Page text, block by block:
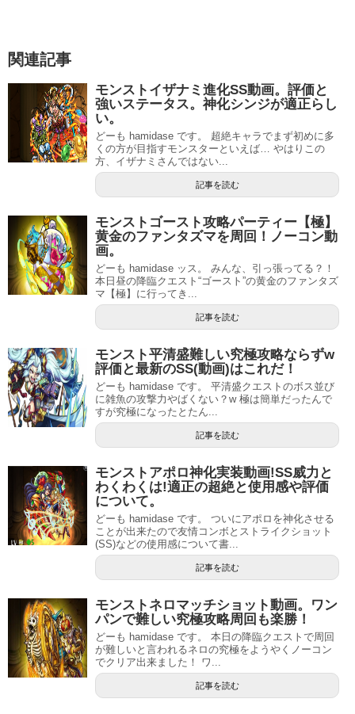
関連記事
モンストイザナミ進化SS動画。評価と
強いステータス。神化シンジが適正らし
い。
どーも hamidase です。 超絶キャラでまず初めに多
くの方が目指すモンスターといえば… やはりこの
方、イザナミさんではない...
記事を読む
モンストゴースト攻略パーティー【極】
黄金のファンタズマを周回！ノーコン動
画。
どーも hamidase ッス。 みんな、引っ張ってる？！
本日昼の降臨クエスト“ゴースト”の黄金のファンタズ
マ【極】に行ってき...
記事を読む
モンスト平清盛難しい究極攻略ならずw
評価と最新のSS(動画)はこれだ！
どーも hamidase です。 平清盛クエストのボス並び
に雑魚の攻撃力やばくない？w 極は簡単だったんで
すが究極になったとたん...
記事を読む
モンストアポロ神化実装動画!SS威力と
わくわくは!適正の超絶と使用感や評価
について。
どーも hamidase です。 ついにアポロを神化させる
ことが出来たので友情コンボとストライクショット
(SS)などの使用感について書...
記事を読む
モンストネロマッチショット動画。ワン
パンで難しい究極攻略周回も楽勝！
どーも hamidase です。 本日の降臨クエストで周回
が難しいと言われるネロの究極をようやくノーコン
でクリア出来ました！ ワ...
記事を読む